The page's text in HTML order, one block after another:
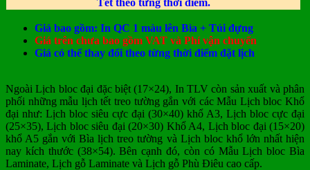
Giá bao gồm: In QC 1 màu lên Bìa + Túi đựng
Giá trên chưa bao gồm VAT và Phí vận chuyển
Giá có thể thay đổi theo từng thời điểm đặt lịch
Ngoài Lịch bloc đại đặc biệt (17×24), In TLV còn sản xuất và phân
phối những mẫu lịch tết treo tường gắn với các Mẫu Lịch bloc Khổ
đại như: Lịch bloc siêu cực đại (30×40) khổ A3, Lịch bloc cực đại
(25×35), Lịch bloc siêu đại (20×30) Khổ A4, Lịch bloc đại (15×20)
khổ A5 gắn với Bìa lịch treo tường và Lịch bloc khổ lớn nhất hiện
nay kích thước (38×54). Bên cạnh đó, còn có Mẫu Lịch bloc Bìa
Laminate, Lịch gỗ Laminate và Lịch gỗ Phù Điêu cao cấp.